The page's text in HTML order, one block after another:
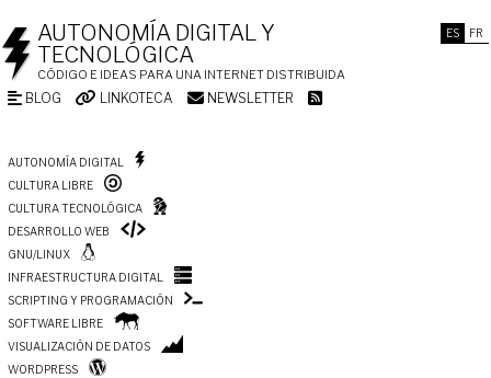
ES FR
AUTONOMÍA DIGITAL Y
TECNOLÓGICA
CÓDIGO E IDEAS PARA UNA INTERNET DISTRIBUIDA
BLOG LINKOTECA NEWSLETTER
AUTONOMÍA DIGITAL
CULTURA LIBRE
CULTURA TECNOLÓGICA
DESARROLLO WEB
GNU/LINUX
INFRAESTRUCTURA DIGITAL
SCRIPTING Y PROGRAMACIÓN
SOFTWARE LIBRE
VISUALIZACIÓN DE DATOS
WORDPRESS